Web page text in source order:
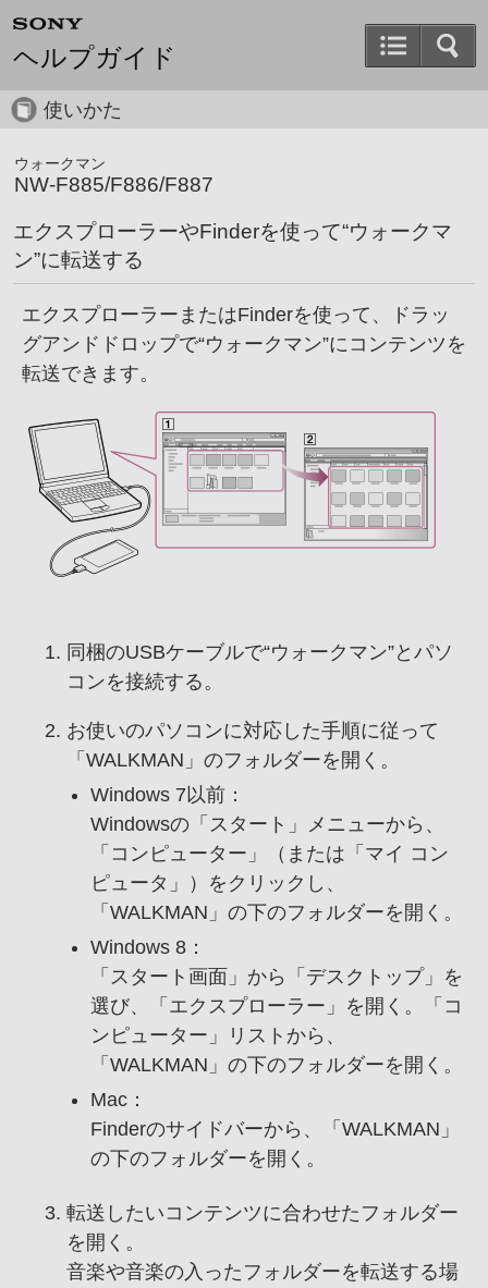
ヘルプガイド
使いかた
ウォークマン
NW-F885/F886/F887
エクスプローラーやFinderを使って“ウォークマ
ン”に転送する
エクスプローラーまたはFinderを使って、ドラッ
グアンドドロップで“ウォークマン”にコンテンツを
転送できます。
同梱のUSBケーブルで“ウォークマン”とパソ
コンを接続する。
お使いのパソコンに対応した手順に従って
「WALKMAN」のフォルダーを開く。
Windows 7以前：
Windowsの「スタート」メニューから、
「コンピューター」（または「マイ コン
ピュータ」）をクリックし、
「WALKMAN」の下のフォルダーを開く。
Windows 8：
「スタート画面」から「デスクトップ」を
選び、「エクスプローラー」を開く。「コ
ンピューター」リストから、
「WALKMAN」の下のフォルダーを開く。
Mac：
Finderのサイドバーから、「WALKMAN」
の下のフォルダーを開く。
転送したいコンテンツに合わせたフォルダー
を開く。
音楽や音楽の入ったフォルダーを転送する場